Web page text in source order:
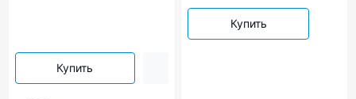
Купить
Купить